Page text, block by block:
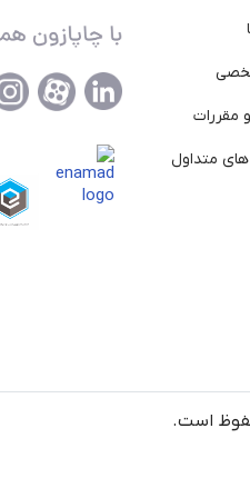
مقررات
متداول
است.